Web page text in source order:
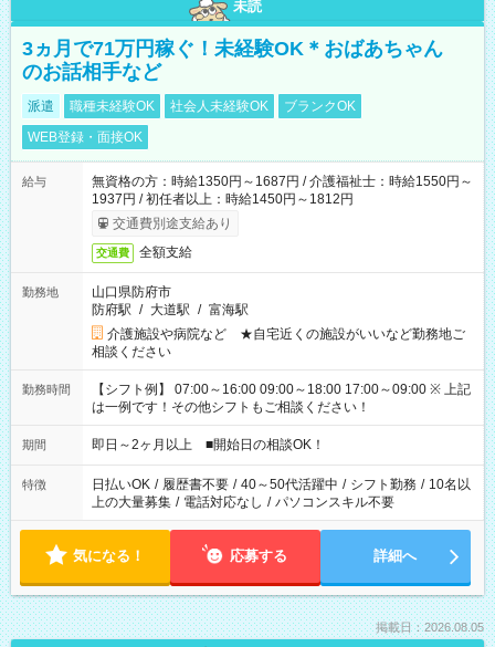
未読
3ヵ月で71万円稼ぐ！未経験OK＊おばあちゃん
のお話相手など
派遣 職種未経験OK 社会人未経験OK
ブランクOK
WEB登録・面接OK
給与
無資格の方：時給1350円～1687円 / 介護福祉士：時給1550円～
1937円 / 初任者以上：時給1450円～1812円
交通費別途支給あり
交通費 全額支給
勤務地
山口県防府市
防府駅 / 大道駅 / 富海駅
介護施設や病院など ★自宅近くの施設がいいなど勤務地ご
相談ください
勤務時間
【シフト例】 07:00～16:00 09:00～18:00 17:00～09:00 ※ 上記
は一例です！その他シフトもご相談ください！
期間 即日～2ヶ月以上 ■開始日の相談OK！
特徴 日払いOK / 履歴書不要 / 40～50代活躍中 / シフト勤務 / 10名以
上の大量募集 / 電話対応なし / パソコンスキル不要
気になる！ 応募する 詳細へ
掲載日：2026.08.05